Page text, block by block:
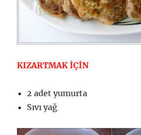
KIZARTMAK İÇİN
2 adet yumurta
Sıvı yağ